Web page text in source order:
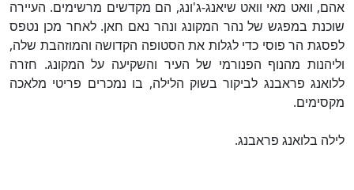
אהם, וואט מאי וואט שיאנג-ג'ונג, הם מקדשים מרשימים. העיירה
שוכנת במפגש של נהר המקונג ונהר נאם חאן. לאחר מכן נטפס
לפסגת הר פוסי כדי לגלות את הסטופה הקדושה והמוזהבת שלה,
וליהנות מהנוף הפנורמי של העיר והשקיעה על המקונג. חזרה
ללואנג פראבנג לביקור בשוק הלילה, בו נמכרים פריטי מלאכה
מקסימים.
לילה בלואנג פראבנג.